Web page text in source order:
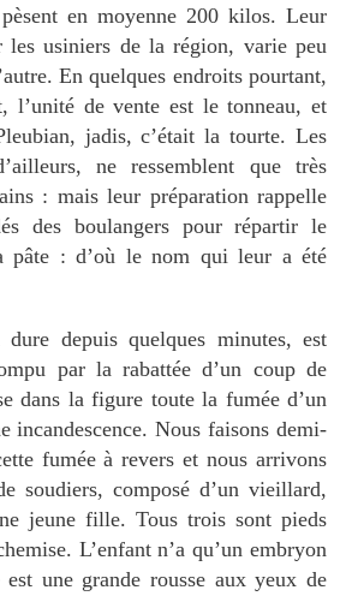
en moyenne 200 kilos. Leur
les usiniers de la région, varie peu
En quelques endroits pourtant,
l’unité de vente est le tonneau, et
jadis, c’était la tourte. Les
ne ressemblent que très
: mais leur préparation rappelle
des boulangers pour répartir le
pâte : d’où le nom qui leur a été
depuis quelques minutes, est
par la rabattée d’un coup de
dans la figure toute la fumée d’un
incandescence. Nous faisons demi-
fumée à revers et nous arrivons
soudiers, composé d’un vieillard,
jeune fille. Tous trois sont pieds
L’enfant n’a qu’un embryon
une grande rousse aux yeux de